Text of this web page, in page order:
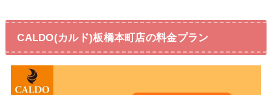
CALDO(カルド)板橋本町店の料金プラン